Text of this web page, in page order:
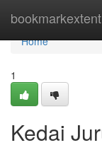
bookmarkextent
Home
Home
1
Kedai